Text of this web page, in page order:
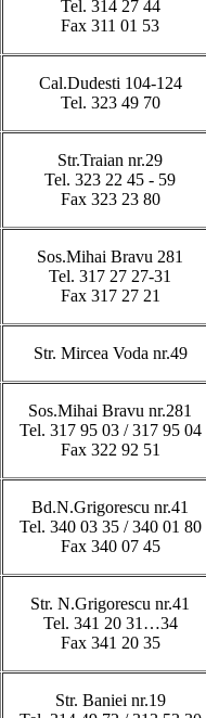
Tel. 314 27 44
Fax 311 01 53
Cal.Dudesti 104-124
Tel. 323 49 70
Str.Traian nr.29
Tel. 323 22 45 - 59
Fax 323 23 80
Sos.Mihai Bravu 281
Tel. 317 27 27-31
Fax 317 27 21
Str. Mircea Voda nr.49
Sos.Mihai Bravu nr.281
Tel. 317 95 03 / 317 95 04
Fax 322 92 51
Bd.N.Grigorescu nr.41
Tel. 340 03 35 / 340 01 80
Fax 340 07 45
Str. N.Grigorescu nr.41
Tel. 341 20 31…34
Fax 341 20 35
Str. Baniei nr.19